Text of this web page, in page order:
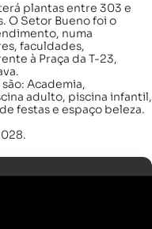
plantas entre 303 e
O Setor Bueno foi o
numa
faculdades,
à Praça da T-23,
Academia,
adulto, piscina infantil,
festas e espaço beleza.